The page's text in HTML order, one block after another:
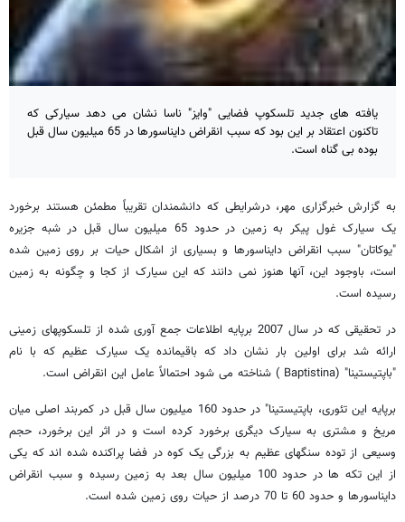
یافته های جدید تلسکوپ فضایی "وایز" ناسا نشان می دهد سیارکی که
تاکنون اعتقاد بر این بود که سبب انقراض دایناسورها در 65 میلیون سال قبل
بوده بی گناه است.
به گزارش خبرگزاری مهر، درشرایطی که دانشمندان تقریباً مطمئن هستند برخورد
یک سیارک غول پیکر به زمین در حدود 65 میلیون سال قبل در شبه جزیره
"یوکاتان" سبب انقراض دایناسورها و بسیاری از اشکال حیات بر روی زمین شده
است، باوجود این، آنها هنوز نمی دانند که این سیارک از کجا و چگونه به زمین
رسیده است.
در تحقیقی که در سال 2007 برپایه اطلاعات جمع آوری شده از تلسکوپهای زمینی
ارائه شد برای اولین بار نشان داد که باقیمانده یک سیارک عظیم که با نام
"باپتیستینا" (Baptistina ) شناخته می شود احتمالاً عامل این انقراض است.
برپایه این تئوری، باپتیستینا" در حدود 160 میلیون سال قبل در کمربند اصلی میان
مریخ و مشتری به سیارک دیگری برخورد کرده است و در اثر این برخورد، حجم
وسیعی از توده سنگهای عظیم به بزرگی یک کوه در فضا پراکنده شده اند که یکی
از این تکه ها در حدود 100 میلیون سال بعد به زمین رسیده و سبب انقراض
دایناسورها و حدود 60 تا 70 درصد از حیات روی زمین شده است.